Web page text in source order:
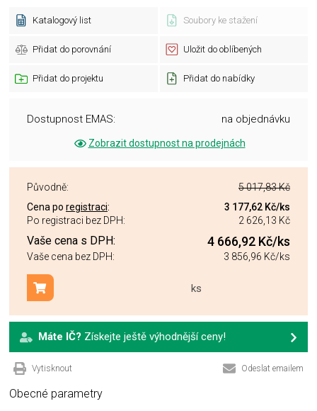
Katalogový list Soubory ke stažení
Přidat do porovnání Uložit do oblíbených
Přidat do projektu Přidat do nabídky
Dostupnost EMAS: na objednávku
Zobrazit dostupnost na prodejnách
Původně:
5 017,83 Kč
Cena po registraci: 3 177,62 Kč/ks
Po registraci bez DPH:
2 626,13 Kč
Vaše cena s DPH: 4 666,92 Kč/ks
Vaše cena bez DPH: 3 856,96 Kč/ks
ks
Přidat do košíku
Máte IČ? Získejte ještě výhodnější ceny!
Vytisknout Odeslat emailem
Obecné parametry